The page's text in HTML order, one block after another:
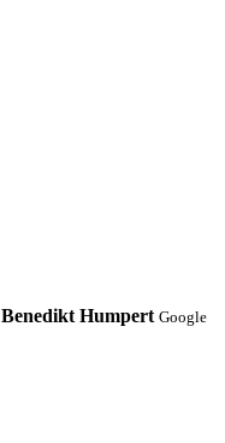
Benedikt Humpert Google